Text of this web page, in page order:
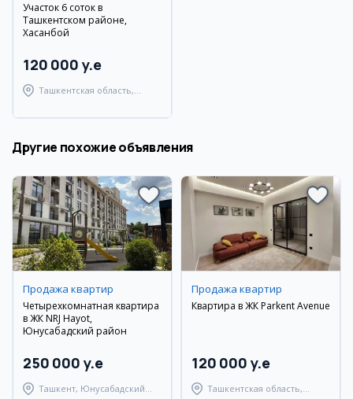
Участок 6 соток в
Ташкентском районе,
Хасанбой
120 000 y.e
Ташкентская область,
Другие похожие объявления
Продажа квартир
Четырехкомнатная квартира
в ЖК NRJ Hayot,
Юнусабадский район
250 000 y.e
Ташкент, Юнусабадский
Продажа квартир
Квартира в ЖК Parkent Avenue
120 000 y.e
Ташкентская область,